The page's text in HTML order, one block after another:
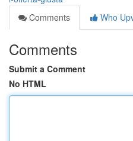
Comments
Who
Comments
Submit a Comment
No HTML